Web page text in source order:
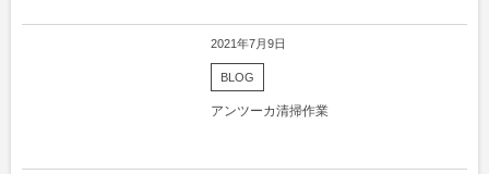
2021年7月9日
BLOG
アンツーカ清掃作業